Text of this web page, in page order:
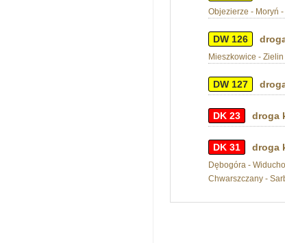
Objezierze - Moryń
DW 126
Mieszkowice -
DW 127
DK 23 droga
DK 31 droga
Dębogóra -
Chwarszczany -